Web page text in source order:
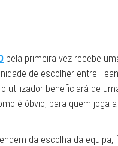
pela primeira vez recebe
de escolher entre
utilizador beneficiará de
é óbvio, para quem joga
da escolha da